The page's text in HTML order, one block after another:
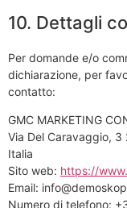
10. Dettagli
Per domande e/o
dichiarazione, per
contatto:
GMC MARKETING
Via Del Caravaggio, 3
Italia
Sito web: https://
Email:
Numero di telefono: